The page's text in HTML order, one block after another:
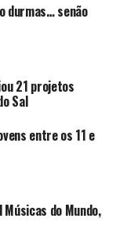
durmas… senão
21 projetos
Sal
entre os 11 e
do Mundo,